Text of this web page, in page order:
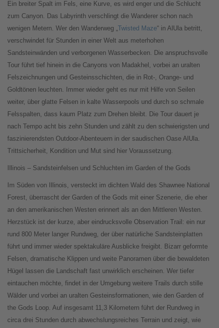
Ein breiter Spalt im Fels, eine Kurve, es wird enger und die Schlucht
zum Canyon. Das Labyrinth verschlingt die Wanderer schon nach
wenigen Metern. Wer den Wanderweg „Twisted Maze“ in AlUla betritt,
verschwindet für Stunden in einer Welt aus meterhohen
Sandsteinwänden und verborgenen Wasserbecken. Die anspruchsvolle
Tour führt tief hinein in die Canyons von Madakhel, vorbei an uralten
Felszeichnungen und Gesteinsschichten, die in Rot-, Orange- und
Goldtönen leuchten. Immer wieder geht es nur mit Hilfe von Seilen
weiter, über glatte Felsen in kalte Wasserpools und durch so schmale
Felsspalten, dass kaum Platz zum Drehen bleibt. Die Tour dauert je
nach Tempo acht bis zehn Stunden und zählt zu den schwierigsten und
faszinierendsten Outdoor-Abenteuern in der saudischen Oase AlUla.
Trittsicherheit, Kondition und Mut sind hier Voraussetzung.
Illinois – Sandsteinfelsen und Schluchten im Garden of the Gods
Im Süden von Illinois, versteckt im dichten Wald des Shawnee National
Forest, überrascht der Garden of the Gods mit einer Szenerie, die eher
an den amerikanischen Westen erinnert als an den Mittleren Westen.
Herzstück ist der kurze, aber eindrucksvolle Observation Trail: ein nur
rund 800 Meter langer Rundweg, der über natürliche Sandsteinplatten
führt und immer wieder spektakuläre Ausblicke freigibt. Bizarr geformte
Felsen, dramatische Klippen und weite Panoramen über die bewaldeten
Hügel lassen die Landschaft fast unwirklich erscheinen. Wer tiefer
eintauchen möchte, findet in der Umgebung weitere Trails durch stille
Wälder und vorbei an uralten Gesteinsformationen, wie den Garden of
the Gods Loop. Auf insgesamt 11,3 Kilometern führt der Rundweg in
circa drei Stunden durch abwechslungsreiches Terrain und zeigt, wie